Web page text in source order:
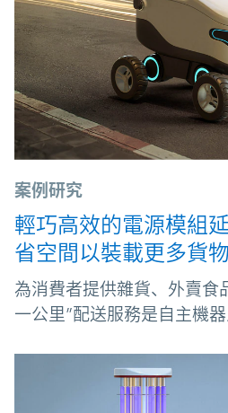
案例研究
輕巧高效的電源模組
省空間以裝載更多貨物
為消費者提供雜貨、外賣食
一公里”配送服務是自主機